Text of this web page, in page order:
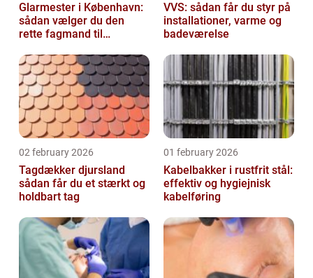
Glarmester i København:
sådan vælger du den
rette fagmand til
VVS: sådan får du styr på
installationer, varme og
badeværelse
02 february 2026
Tagdækker djursland
sådan får du et stærkt og
holdbart tag
01 february 2026
Kabelbakker i rustfrit stål:
effektiv og hygiejnisk
kabelføring